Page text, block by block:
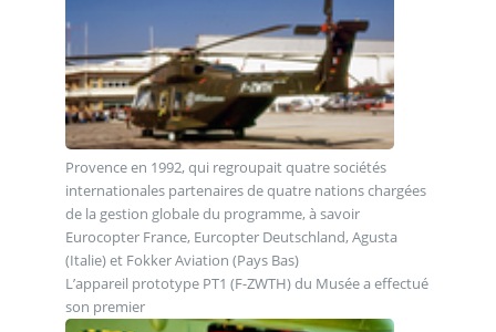
Provence en 1992, qui regroupait quatre sociétés
internationales partenaires de quatre nations chargées
de la gestion globale du programme, à savoir
Eurocopter France, Eurcopter Deutschland, Agusta
(Italie) et Fokker Aviation (Pays Bas)
L’appareil prototype PT1 (F-ZWTH) du Musée a effectué
son premier